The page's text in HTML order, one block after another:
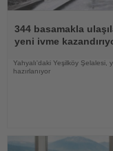
Oku
344 basamakla
yeni ivme
Yahyalı'daki Yeşilköy Şelalesi,
hazırlanıyor